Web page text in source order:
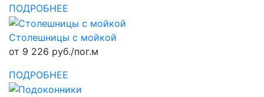
ПОДРОБНЕЕ
Столешницы с мойкой
от 9 226 руб./пог.м
ПОДРОБНЕЕ